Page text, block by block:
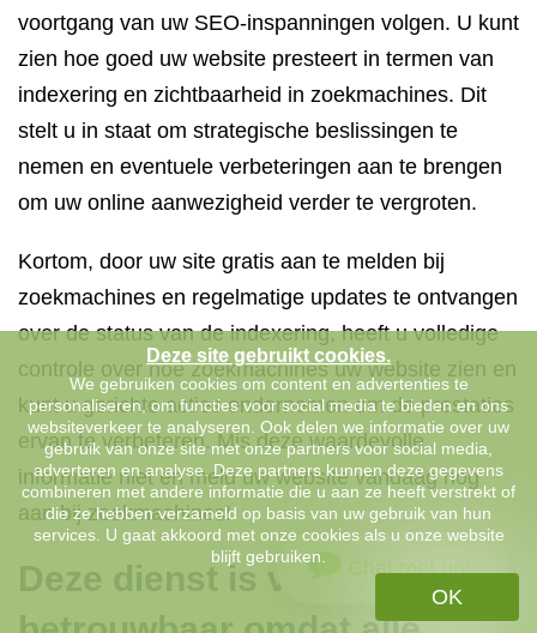
voortgang van uw SEO-inspanningen volgen. U kunt
zien hoe goed uw website presteert in termen van
indexering en zichtbaarheid in zoekmachines. Dit
stelt u in staat om strategische beslissingen te
nemen en eventuele verbeteringen aan te brengen
om uw online aanwezigheid verder te vergroten.
Kortom, door uw site gratis aan te melden bij
zoekmachines en regelmatige updates te ontvangen
over de status van de indexering, heeft u volledige
controle over hoe zoekmachines uw website zien en
kunt u gerichte acties ondernemen om de prestaties
ervan te verbeteren. Mis deze waardevolle
informatie niet en meld uw website vandaag nog
aan bij zoekmachines!
Deze dienst is veilig enChat met ons
Deze site gebruikt cookies.
We gebruiken cookies om content en advertenties te
personaliseren, om functies voor social media te bieden en ons
websiteverkeer te analyseren. Ook delen we informatie over uw
gebruik van onze site met onze partners voor social media,
adverteren en analyse. Deze partners kunnen deze gegevens
combineren met andere informatie die u aan ze heeft verstrekt of
die ze hebben verzameld op basis van uw gebruik van hun
services. U gaat akkoord met onze cookies als u onze website
blijft gebruiken.
OK